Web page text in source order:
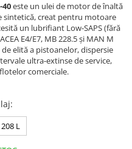
este un ulei de motor de înaltă
sintetică, creat pentru motoare
un lubrifiant Low-SAPS (fără
E4/E7, MB 228.5 și MAN M
elită a pistoanelor, dispersie
ultra-extinse de service,
comerciale.
:
208 L